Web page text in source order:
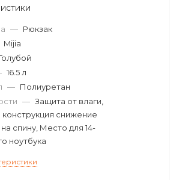
— Рюкзак
Mijia
16.5 л
— Полиуретан
— Защита от влаги,
снижение
спину, Место для 14-
ноутбука